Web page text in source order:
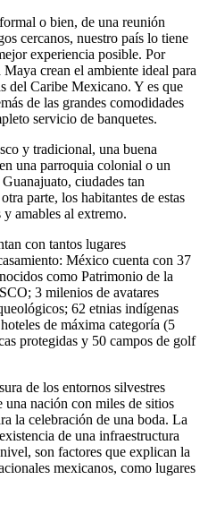
o bien, de una reunión
cercanos, nuestro país lo tiene
experiencia posible. Por
crean el ambiente ideal para
del Caribe Mexicano. Y es que
de las grandes comodidades
servicio de banquetes.
y tradicional, una buena
una parroquia colonial o un
ciudades tan
parte, los habitantes de estas
amables al extremo.
con tantos lugares
México cuenta con 37
como Patrimonio de la
3 milenios de avatares
62 etnias indígenas
de máxima categoría (5
protegidas y 50 campos de golf
de los entornos silvestres
una nación con miles de sitios
la celebración de una boda. La
de una infraestructura
son factores que explican la
mexicanos, como lugares